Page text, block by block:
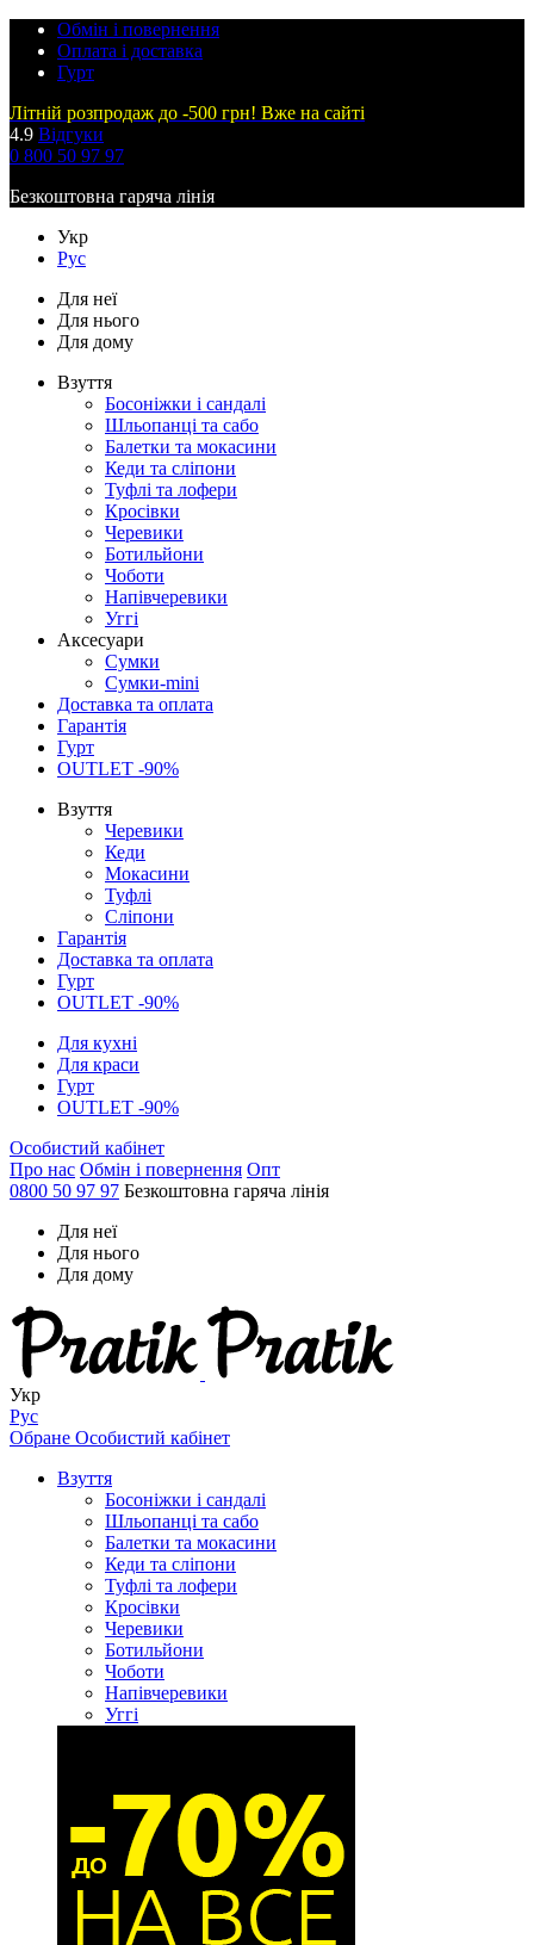
Обмін і повернення
Оплата і доставка
Гурт
Літній розпродаж до -500 грн! Вже на сайті
4.9 Відгуки
0 800 50 97 97
Безкоштовна гаряча лінія
Укр
Рус
Для неї
Для нього
Для дому
Взуття
Босоніжки і сандалі
Шльопанці та сабо
Балетки та мокасини
Кеди та сліпони
Туфлі та лофери
Кросівки
Черевики
Ботильйони
Чоботи
Напівчеревики
Уггі
Аксесуари
Сумки
Сумки-mini
Доставка та оплата
Гарантія
Гурт
OUTLET -90%
Взуття
Черевики
Кеди
Мокасини
Туфлі
Сліпони
Гарантія
Доставка та оплата
Гурт
OUTLET -90%
Для кухні
Для краси
Гурт
OUTLET -90%
Особистий кабінет
Про нас Обмін і повернення Опт
0800 50 97 97 Безкоштовна гаряча лінія
Для неї
Для нього
Для дому
Укр
Рус
Обране Особистий кабінет
Взуття
Босоніжки і сандалі
Шльопанці та сабо
Балетки та мокасини
Кеди та сліпони
Туфлі та лофери
Кросівки
Черевики
Ботильйони
Чоботи
Напівчеревики
Уггі